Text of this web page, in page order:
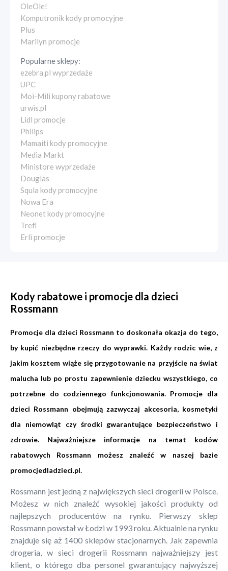
OleOle!
Komputronik kody promocyjne
Plus
Marilyn promocje
Popularne sklepy:
ezebra.pl wyprzedaże
UPC
Moi-Mili kupony rabatowe
urwis.pl
Lidl promocje
Philips
Mamaiti kody promocyjne
Media Markt
Ministore wyprzedaże
Douglas
Squla kody promocyjne
Nowa Era
Neonet kody promocyjne
Trefl
Erli promocje
Kody rabatowe i promocje dla dzieci
Rossmann
Promocje dla dzieci Rossmann to doskonała okazja do tego,
by kupić niezbędne rzeczy do wyprawki. Każdy rodzic wie, z
jakim kosztem wiąże się przygotowanie na przyjście na świat
malucha lub po prostu zapewnienie dziecku wszystkiego, co
potrzebne do codziennego funkcjonowania. Promocje dla
dzieci Rossmann obejmują zazwyczaj akcesoria, kosmetyki
dla niemowląt czy środki gwarantujące bezpieczeństwo i
zdrowie. Najważniejsze informacje na temat kodów
rabatowych Rossmann możesz znaleźć w naszej bazie
promocjedladzieci.pl.
Rossmann jest jedną z największych sieci drogerii w Polsce.
Możesz w nich znaleźć wysokiej jakości produkty od
najlepszych producentów na rynku. Pierwszy sklep
Rossmann powstał w Łodzi w 1993 roku. Aktualnie na rynku
znajduje się aż 1400 sklepów stacjonarnych. Jak zapewnia
drogeria, w sieci drogerii Rossmann najważniejszy jest
klient, o którego dba personel gwarantujący najwyższej